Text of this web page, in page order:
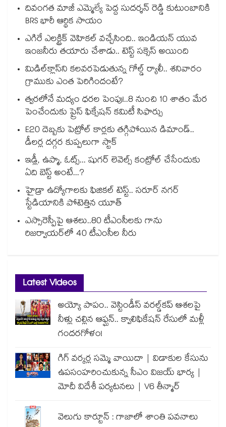
దివంగత మాజీ ఎమ్మెల్యే పెద్ద సుదర్శన్ రెడ్డి కుటుంబానికి
BRS భారీ ఆర్థిక సాయం
ఎగిరే ఎలక్ట్రిక్ వెహికల్ వచ్చేసింది.. ఇండియన్ యువ
ఇంజనీరు తయారు చేశాడు.. టెస్ట్ సక్సెస్ అయింది
మిడిల్‌క్లాస్‌ని కలవరపెడుతున్న గోల్డ్ ర్యాలీ.. శనివారం
గ్రాముకు ఎంత పెరిగిందంటే?
త్వరలోనే మద్యం ధ‌‌ర‌‌ల పెంపు!..8 నుంచి 10 శాతం మేర
పెంచేందుకు ప్రైస్ ఫిక్సేష‌‌న్ క‌‌మిటీ సిఫార్సు
E20 దెబ్బకు పెట్రోల్ కార్లకు తగ్గిపోయిన డిమాండ్..
డీలర్ల దగ్గర కుప్పలుగా స్టాక్
ఇడ్లీ, ఉప్మా, ఓట్స్... షుగర్ లెవెల్స్ కంట్రోల్ చేసేందుకు
ఏది బెస్ట్ అంటే...?
హైడ్రా ఉద్యోగాలకు ఫిజికల్ టెస్ట్.. సరూర్ నగర్
స్టేడియానికి పోటెత్తిన యూత్
ఎస్సారెస్పీపై ఆశలు..80 టీఎంసీలకు గాను
రిజర్వాయర్‌‌‌‌‌‌‌‌‌‌‌‌‌‌‌‌లో 40 టీఎంసీల నీరు
Latest Videos
అయ్యో పాపం.. వెస్టిండీస్ వరల్డ్‌కప్ ఆశలపై
నీళ్లు చల్లిన ఆఫ్ఘన్.. క్వాలిఫికేషన్ రేసులో మళ్లీ
గందరగోళం!
గిగ్ వర్కర్ల సమ్మె వాయిదా | విడాకుల కేసును
ఉపసంహరించుకున్న సీఎం విజయ్ భార్య |
మోదీ విదేశీ పర్యటనలు | V6 తీన్మార్
వెలుగు కార్టూన్ : గాజాలో శాంతి పవనాలు